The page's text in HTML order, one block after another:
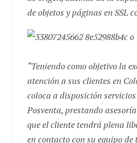
de objetos y páginas en SSL
“Teniendo como objetivo la
atención a sus clientes en
coloca a disposición servicios
Posventa, prestando asesoría
que el cliente tendrá plena
en contacto con su equipo de